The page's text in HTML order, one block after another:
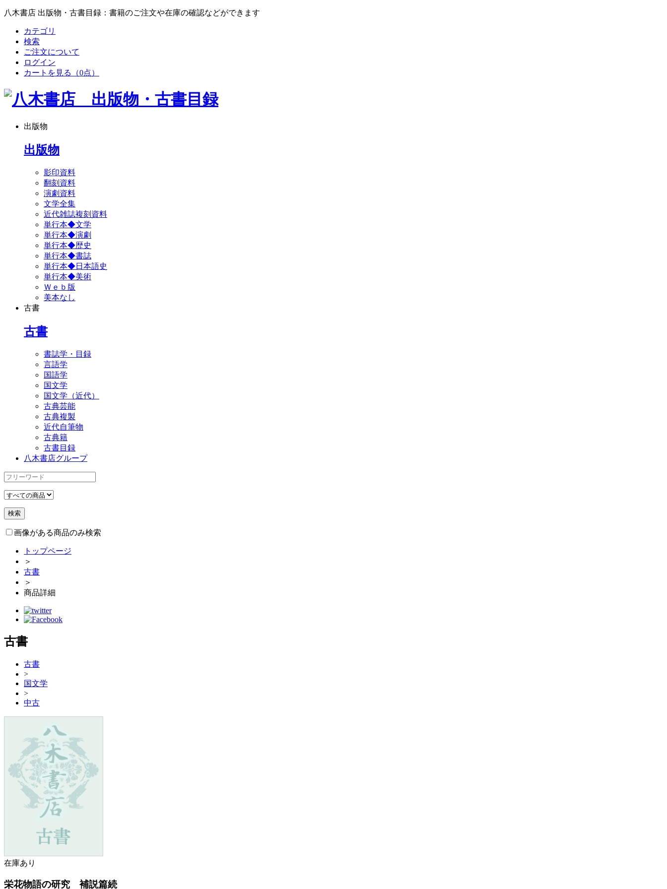
八木書店 出版物・古書目録：書籍のご注文や在庫の確認などができます
カテゴリ
検索
ご注文について
ログイン
カートを見る
（0点）
出版物
出版物
影印資料
翻刻資料
演劇資料
文学全集
近代雑誌複刻資料
単行本◆文学
単行本◆演劇
単行本◆歴史
単行本◆書誌
単行本◆日本語史
単行本◆美術
Ｗｅｂ版
美本なし
古書
古書
書誌学・目録
言語学
国語学
国文学
国文学（近代）
古典芸能
古典複製
近代自筆物
古典籍
古書目録
八木書店グループ
画像がある商品のみ検索
トップページ
＞
古書
＞
商品詳細
古書
古書
>
国文学
>
中古
在庫あり
栄花物語の研究 補説篇続